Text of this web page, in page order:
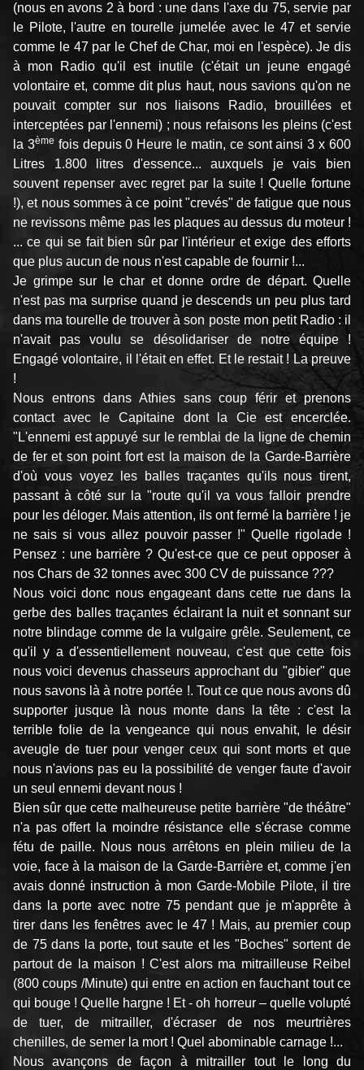
(nous en avons 2 à bord : une dans l'axe du 75, servie par
le Pilote, l'autre en tourelle jumelée avec le 47 et servie
comme le 47 par le Chef de Char, moi en l'espèce). Je dis
à mon Radio qu'il est inutile (c'était un jeune engagé
volontaire et, comme dit plus haut, nous savions qu'on ne
pouvait compter sur nos liaisons Radio, brouillées et
interceptées par l'ennemi) ; nous refaisons les pleins (c'est
la 3ème fois depuis 0 Heure le matin, ce sont ainsi 3 x 600
Litres 1.800 litres d'essence... auxquels je vais bien
souvent repenser avec regret par la suite ! Quelle fortune
!), et nous sommes à ce point "crevés" de fatigue que nous
ne revissons même pas les plaques au dessus du moteur !
... ce qui se fait bien sûr par l'intérieur et exige des efforts
que plus aucun de nous n'est capable de fournir !...
Je grimpe sur le char et donne ordre de départ. Quelle
n'est pas ma surprise quand je descends un peu plus tard
dans ma tourelle de trouver à son poste mon petit Radio : il
n'avait pas voulu se désolidariser de notre équipe !
Engagé volontaire, il l'était en effet. Et le restait ! La preuve
!
Nous entrons dans Athies sans coup férir et prenons
contact avec le Capitaine dont la Cie est encerclée.
"L'ennemi est appuyé sur le remblai de la ligne de chemin
de fer et son point fort est la maison de la Garde-Barrière
d'où vous voyez les balles traçantes qu'ils nous tirent,
passant à côté sur la "route qu'il va vous falloir prendre
pour les déloger. Mais attention, ils ont fermé la barrière ! je
ne sais si vous allez pouvoir passer !" Quelle rigolade !
Pensez : une barrière ? Qu'est-ce que ce peut opposer à
nos Chars de 32 tonnes avec 300 CV de puissance ???
Nous voici donc nous engageant dans cette rue dans la
gerbe des balles traçantes éclairant la nuit et sonnant sur
notre blindage comme de la vulgaire grêle. Seulement, ce
qu'il y a d'essentiellement nouveau, c'est que cette fois
nous voici devenus chasseurs approchant du "gibier" que
nous savons là à notre portée !. Tout ce que nous avons dû
supporter jusque là nous monte dans la tête : c'est la
terrible folie de la vengeance qui nous envahit, le désir
aveugle de tuer pour venger ceux qui sont morts et que
nous n'avions pas eu la possibilité de venger faute d'avoir
un seul ennemi devant nous !
Bien sûr que cette malheureuse petite barrière "de théâtre"
n'a pas offert la moindre résistance elle s'écrase comme
fétu de paille. Nous nous arrêtons en plein milieu de la
voie, face à la maison de la Garde-Barrière et, comme j'en
avais donné instruction à mon Garde-Mobile Pilote, il tire
dans la porte avec notre 75 pendant que je m'apprête à
tirer dans les fenêtres avec le 47 ! Mais, au premier coup
de 75 dans la porte, tout saute et les "Boches" sortent de
partout de la maison ! C'est alors ma mitrailleuse Reibel
(800 coups /Minute) qui entre en action en fauchant tout ce
qui bouge ! Quelle hargne ! Et - oh horreur – quelle volupté
de tuer, de mitrailler, d'écraser de nos meurtrières
chenilles, de semer la mort ! Quel abominable carnage !...
Nous avançons de façon à mitrailler tout le long du